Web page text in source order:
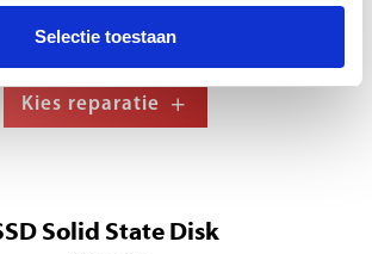
Selectie toestaan
Kies reparatie
Solid State Disk